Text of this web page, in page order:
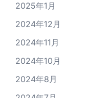
2025年1月
2024年12月
2024年11月
2024年10月
2024年8月